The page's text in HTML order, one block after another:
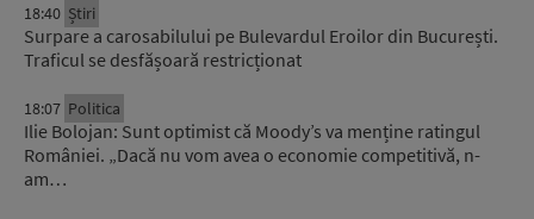
18:40 Știri
Surpare a carosabilului pe Bulevardul Eroilor din București.
Traficul se desfășoară restricționat
18:07 Politica
Ilie Bolojan: Sunt optimist că Moody’s va menține ratingul
României. „Dacă nu vom avea o economie competitivă, n-
am…